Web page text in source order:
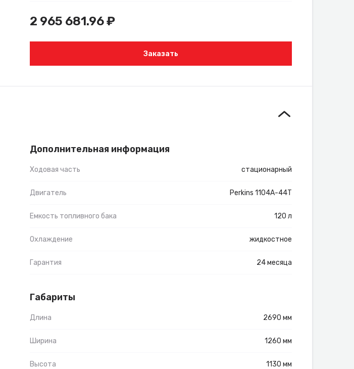
2 965 681.96₽
Заказать
Дополнительная информация
Ходовая часть стационарный
Двигатель Perkins 1104A-44T
Емкость топливного бака 120 л
Охлаждение жидкостное
Гарантия 24 месяца
Габариты
Длина 2690 мм
Ширина 1260 мм
Высота 1130 мм